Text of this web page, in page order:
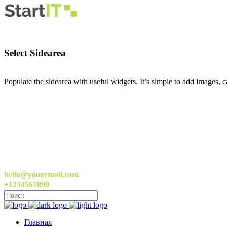
Select Sidearea
Populate the sidearea with useful widgets. It’s simple to add
hello@youremail.com
+1234567890
Главная